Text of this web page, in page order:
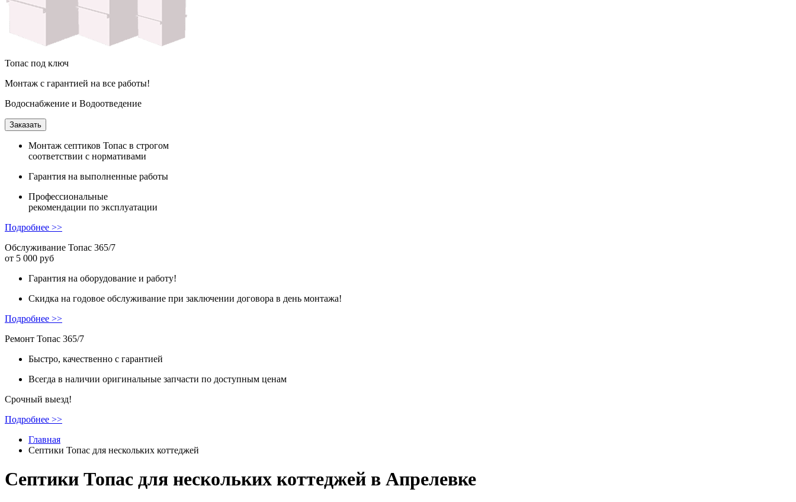
Топас под ключ
Монтаж с гарантией на все работы!
Водоснабжение и Водоотведение
Заказать
Монтаж септиков Топас в строгом
соответствии с нормативами
Гарантия на выполненные работы
Профессиональные
рекомендации по эксплуатации
Подробнее >>
Обслуживание Топас 365/7
от 5 000 руб
Гарантия на оборудование и работу!
Скидка на годовое обслуживание при заключении договора в день монтажа!
Подробнее >>
Ремонт Топас 365/7
Быстро, качественно с гарантией
Всегда в наличии оригинальные запчасти по доступным ценам
Срочный выезд!
Подробнее >>
Главная
Септики Топас для нескольких коттеджей
Септики Топас для нескольких коттеджей в Апрелевке